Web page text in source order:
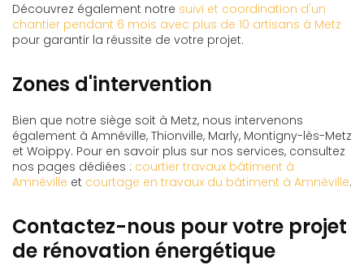
Découvrez également notre suivi et coordination d'un
chantier pendant 6 mois avec plus de 10 artisans à Metz
pour garantir la réussite de votre projet.
Zones d'intervention
Bien que notre siège soit à Metz, nous intervenons
également à Amnéville, Thionville, Marly, Montigny-lès-Metz
et Woippy. Pour en savoir plus sur nos services, consultez
nos pages dédiées : courtier travaux bâtiment à
Amnéville et courtage en travaux du bâtiment à Amnéville.
Contactez-nous pour votre projet
de rénovation énergétique